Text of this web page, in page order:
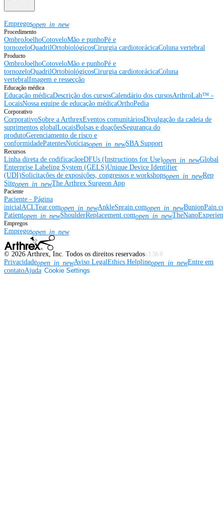
Empregosopen_in_new
Procedimento
OmbroJoelhoCotoveloMão e punhoPé e
tornozeloQuadrilOrtobiológicosCirurgia cardiotorácicaColuna vertebral
Producto
OmbroJoelhoCotoveloMão e punhoPé e
tornozeloQuadrilOrtobiológicosCirurgia cardiotorácicaColuna
vertebralImagem e ressecção
Educação médica
Educação médicaDescrição dos cursosCalendário dos cursosArthroLab™ -
LocaisNossa equipe de educação médicaOrthoPedia
Corporativo
CorporativoSobre a ArthrexEventos comunitáriosDivulgação da cadeia de
suprimentos globalLocaisBolsas e doaçõesSegurança do
produtoGerenciamento de risco e
conformidadePatentesNotíciasopen_in_newSBA Support
Recursos
Linha direta de codificaçãoeDFUs (Instructions for Use)open_in_newGlobal
Enterprise Labeling System (GELS)Unique Device Identifier
(UDI)Solicitações de exposições, congressos e workshopsopen_in_newRep
Siteopen_in_newThe Arthrex Surgeon App
Paciente
Paciente - Página
inicial ACLTear.comopen_in_newAnkleSprain.comopen_in_new
Patientopen_in_newShoulderReplacement.comopen_in_new
Empregos
Empregosopen_in_new
© 2026 Arthrex, Inc. Todos os direitos reservadosv3.56.0
Privacidadeopen_in_newAviso LegalEthics Helplineopen_in_newEntre em
contatoAjuda Cookie Settings